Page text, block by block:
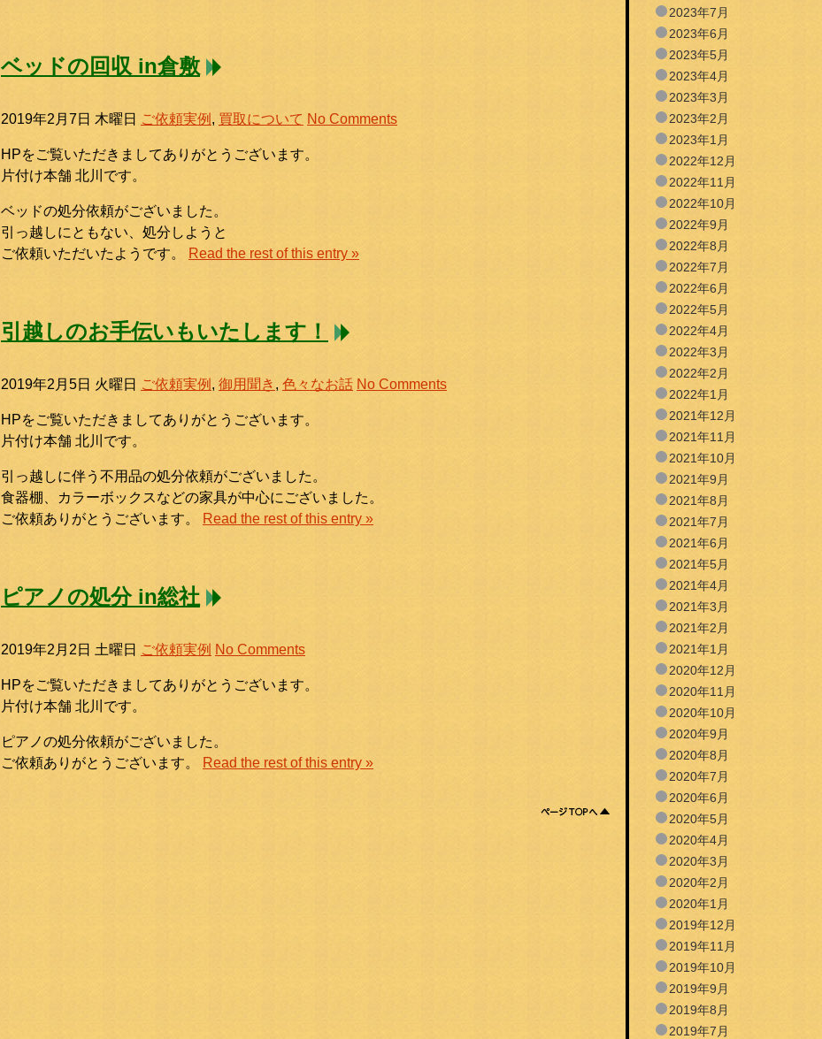
ベッドの回収 in倉敷
2019年2月7日 木曜日 ご依頼実例 , 買取について No Comments
HPをご覧いただきましてありがとうございます。
片付け本舗 北川です。
ベッドの処分依頼がございました。
引っ越しにともない、処分しようと
ご依頼いただいたようです。
Read the rest of this entry »
引越しのお手伝いもいたします！
2019年2月5日 火曜日 ご依頼実例 , 御用聞き , 色々なお話 No Comments
HPをご覧いただきましてありがとうございます。
片付け本舗 北川です。
引っ越しに伴う不用品の処分依頼がございました。
食器棚、カラーボックスなどの家具が中心にございました。
ご依頼ありがとうございます。
Read the rest of this entry »
ピアノの処分 in総社
2019年2月2日 土曜日 ご依頼実例 No Comments
HPをご覧いただきましてありがとうございます。
片付け本舗 北川です。
ピアノの処分依頼がございました。
ご依頼ありがとうございます。
Read the rest of this entry »
2023年7月
2023年6月
2023年5月
2023年4月
2023年3月
2023年2月
2023年1月
2022年12月
2022年11月
2022年10月
2022年9月
2022年8月
2022年7月
2022年6月
2022年5月
2022年4月
2022年3月
2022年2月
2022年1月
2021年12月
2021年11月
2021年10月
2021年9月
2021年8月
2021年7月
2021年6月
2021年5月
2021年4月
2021年3月
2021年2月
2021年1月
2020年12月
2020年11月
2020年10月
2020年9月
2020年8月
2020年7月
2020年6月
2020年5月
2020年4月
2020年3月
2020年2月
2020年1月
2019年12月
2019年11月
2019年10月
2019年9月
2019年8月
2019年7月